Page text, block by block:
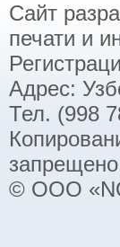
Сайт
печати и
Адрес:
Тел. (998
© ООО